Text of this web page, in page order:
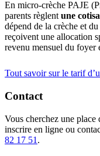
En micro-crèche PAJE
parents règlent une
dépend de la crèche et
reçoivent une allocation
revenu mensuel du foyer
Tout savoir sur le tarif
Contact
Vous cherchez une place
inscrire en ligne ou
82 17 51 .